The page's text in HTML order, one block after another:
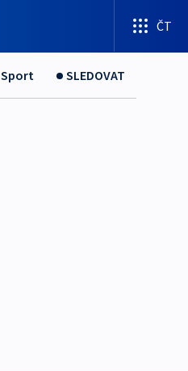
ČT
Sport SLEDOVAT